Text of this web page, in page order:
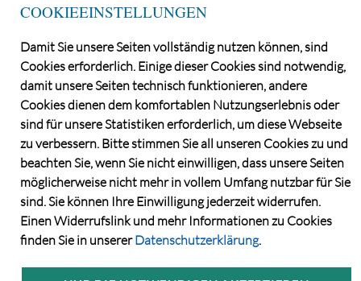
©2026 Norddeutsche Grundstücksauktionen AG
CONSENT MANAGER
KATALOGBEZUG
DATENSCHUTZ
VERSTEIGERUNGS- UND VERTRAGSBEDINGUNGEN
IMPRESSUM
KONTAKT
COOKIEEINSTELLUNGEN
Damit Sie unsere Seiten vollständig nutzen können, sind
Cookies erforderlich. Einige dieser Cookies sind notwendig,
damit unsere Seiten technisch funktionieren, andere
Cookies dienen dem komfortablen Nutzungserlebnis oder
sind für unsere Statistiken erforderlich, um diese Webseite
zu verbessern. Bitte stimmen Sie all unseren Cookies zu und
beachten Sie, wenn Sie nicht einwilligen, dass unsere Seiten
möglicherweise nicht mehr in vollem Umfang nutzbar für Sie
sind. Sie können Ihre Einwilligung jederzeit widerrufen.
Einen Widerrufslink und mehr Informationen zu Cookies
finden Sie in unsererDatenschutzerklärung.